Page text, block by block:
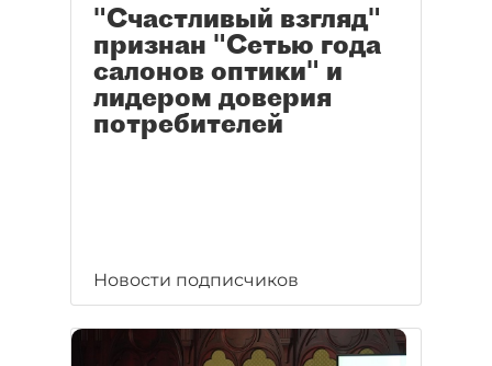
"Счастливый взгляд"
признан "Сетью года
салонов оптики" и
лидером доверия
потребителей
Новости подписчиков